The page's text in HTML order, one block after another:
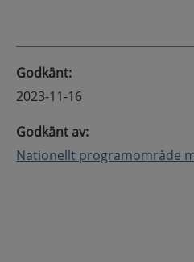
Godkänt:
2023-11-16
Godkänt av:
Nationellt programområde